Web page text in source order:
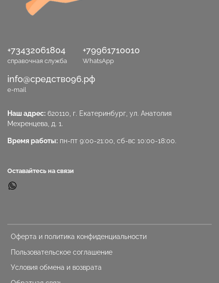
Оферта и политика конфиденциальности
Пользовательское соглашение
Условия обмена и возврата
+73432061804
справочная служба
+79961710010
WhatsApp
info@средство96.рф
e-mail
Наш адрес: 620110, г. Екатеринбург, ул. Анатолия
Мехренцева, д. 1.
Время работы: пн-пт 9:00-21:00, сб-вс 10:00-18:00.
Оставайтесь на связи